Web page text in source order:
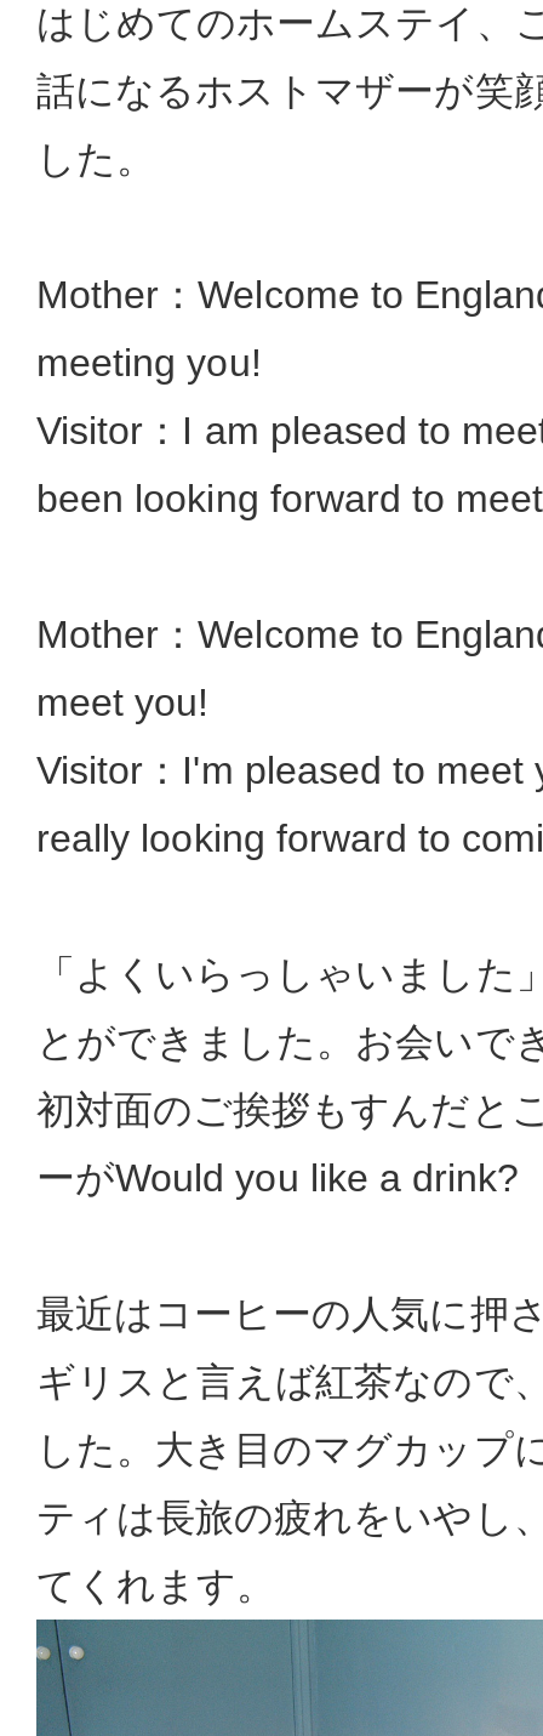
はじめてのホームステイ、
話になるホストマザーが笑
した。
Mother：Welcome to
meeting you!
Visitor：I am pleased to
been looking forward to
Mother：Welcome to
meet you!
Visitor：I'm pleased to meet
really looking forward to
「よくいらっしゃいました
とができました。お会いで
初対面のご挨拶もすんだと
ーがWould you like a drink?
最近はコーヒーの人気に押
ギリスと言えば紅茶なので
した。大き目のマグカップ
ティは長旅の疲れをいやし
てくれます。